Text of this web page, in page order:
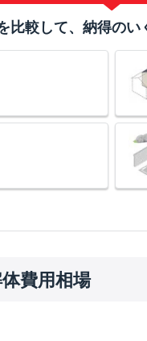
比較して、納得のい
費用相場